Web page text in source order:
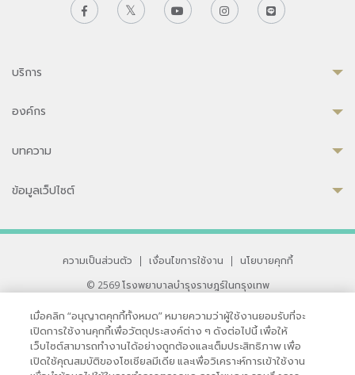
บริการ
องค์กร
บทความ
ข้อมูลเว็ปไซต์
ความเป็นส่วนตัว | เงื่อนไขการใช้งาน |
นโยบายคุกกี้
© 2569 โรงพยาบาลบำรุงราษฎร์ในกรุงเทพ
33 สุขุมวิท ซอย 3 เขตวัฒนา กรุงเทพ 10110 ประเทศไทย
หากท่านมีข้อคิดเห็นหรือปัญหาในการใช้เว็บไซต์ของเรา
เมื่อคลิก “อนุญาตคุกกี้ทั้งหมด” หมายความว่าผู้ใช้งานยอมรับที่จะ
เปิดการใช้งานคุกกี้เพื่อวัตถุประสงค์ต่าง ๆ ดังต่อไปนี้ เพื่อให้
เว็บไซต์สามารถทำงานได้อย่างถูกต้องและเต็มประสิทธิภาพ เพื่อ
เปิดใช้คุณสมบัติของโซเชียลมีเดีย และเพื่อวิเคราะห์การเข้าใช้งาน